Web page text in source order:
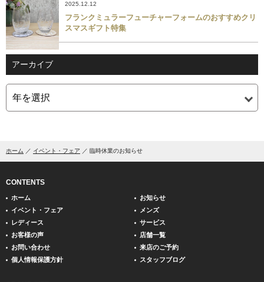
2025.12.12
フランクミュラーフューチャーフォームのおすすめクリ
スマスギフト特集
アーカイブ
ホーム イベント・フェア 臨時休業のお知らせ
CONTENTS
ホーム
お知らせ
イベント・フェア
メンズ
レディース
サービス
お客様の声
店舗一覧
お問い合わせ
来店のご予約
個人情報保護方針
スタッフブログ